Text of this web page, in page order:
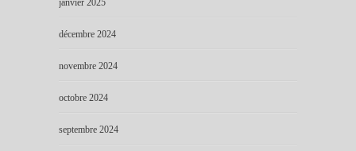
décembre 2024
novembre 2024
octobre 2024
septembre 2024